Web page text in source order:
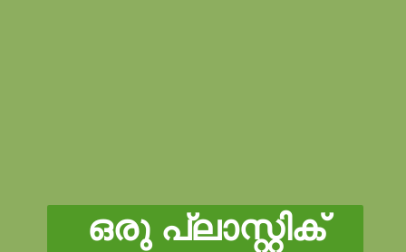
ഒരു പ്ലാസ്റ്റിക്